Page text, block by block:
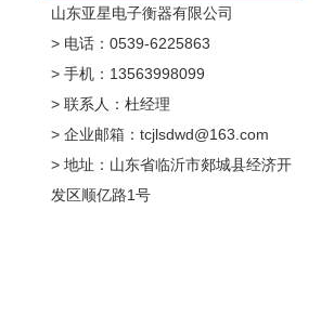
山东亚星电子衡器有限公司
> 电话：0539-6225863
> 手机：13563998099
> 联系人：杜经理
> 企业邮箱：tcjlsdwd@163.com
> 地址：山东省临沂市郯城县经济开
发区顺亿路1号